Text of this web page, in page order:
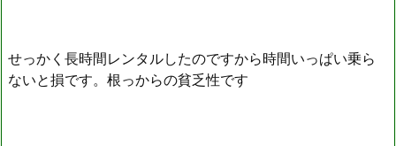
せっかく長時間レンタルしたのですから時間いっぱい乗ら
ないと損です。根っからの貧乏性です